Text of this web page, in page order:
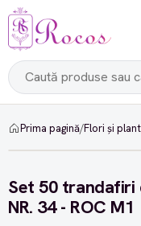
Prima pagină/Flori și
-10%
Set 50 trandafiri
NR. 34 - ROC M1